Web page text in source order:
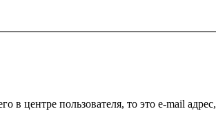
центре пользователя, то это e-mail